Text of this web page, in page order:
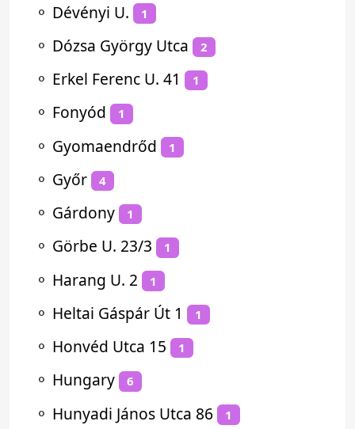
⚬ Dévényi U. 1
⚬ Dózsa György Utca 2
⚬ Erkel Ferenc U. 41 1
⚬ Fonyód 1
⚬ Gyomaendrőd 1
⚬ Győr 4
⚬ Gárdony 1
⚬ Görbe U. 23/3 1
⚬ Harang U. 2 1
⚬ Heltai Gáspár Út 1 1
⚬ Honvéd Utca 15 1
⚬ Hungary 6
⚬ Hunyadi János Utca 86 1